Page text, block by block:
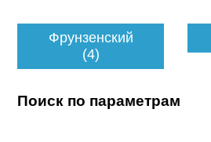
Фрунзенский
(4)
Поиск по параметрам